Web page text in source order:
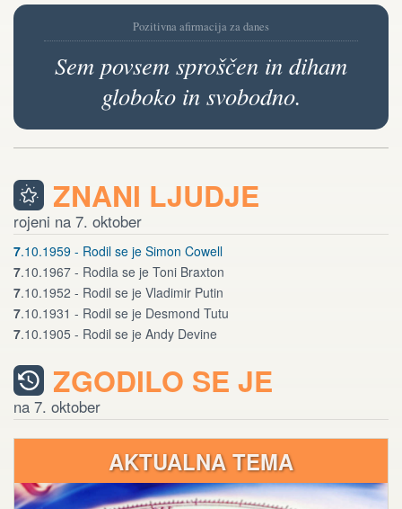
Pozitivna afirmacija za danes
Sem povsem sproščen in diham
globoko in svobodno.
ZNANI LJUDJE
rojeni na 7. oktober
7.10.1959 - Rodil se je Simon Cowell
7.10.1967 - Rodila se je Toni Braxton
7.10.1952 - Rodil se je Vladimir Putin
7.10.1931 - Rodil se je Desmond Tutu
7.10.1905 - Rodil se je Andy Devine
ZGODILO SE JE
na 7. oktober
AKTUALNA TEMA